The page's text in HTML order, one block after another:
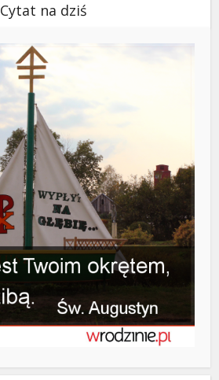
Cytat na dziś